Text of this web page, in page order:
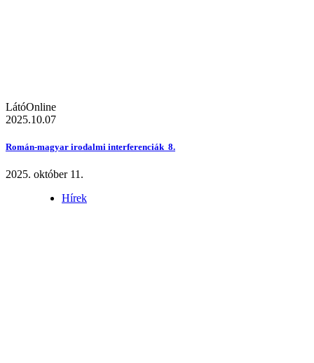
LátóOnline
2025.10.07
Román-magyar irodalmi interferenciák 8.
2025. október 11.
Hírek